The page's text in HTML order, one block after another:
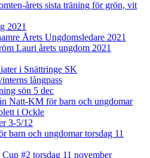
årets sista träning för grön, vit
2021
Årets Ungdomsledare 2021
Lauri årets ungdom 2021
i Snättringe SK
långpass
sön 5 dec
Natt-KM för barn och ungdomar
i Ockle
3-5/12
barn och ungdomar torsdag 11
#2 torsdag 11 november